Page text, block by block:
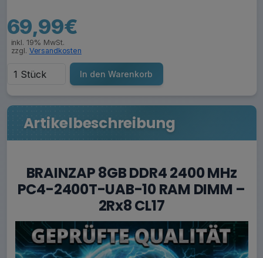
69,99€
inkl. 19% MwSt.
zzgl. Versandkosten
In den Warenkorb
Artikelbeschreibung
BRAINZAP 8GB DDR4 2400 MHz
PC4-2400T-UAB-10 RAM DIMM –
2Rx8 CL17